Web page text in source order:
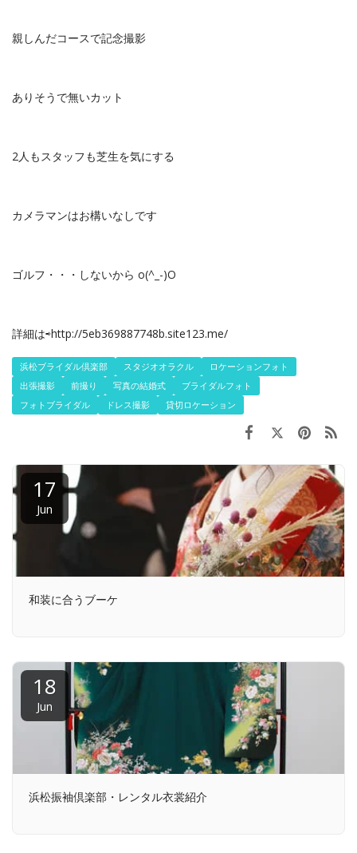
親しんだコースで記念撮影
ありそうで無いカット
2人もスタッフも芝生を気にする
カメラマンはお構いなしです
ゴルフ・・・しないから o(^_-)O
詳細は⇨http://5eb369887748b.site123.me/
浜松ブライダル倶楽部 スタジオオラクル
ロケーションフォト
出張撮影
前撮り 写真の結婚式
ブライダルフォト
フォトブライダル
ドレス撮影 貸切ロケーション
17
Jun
和装に合うブーケ
18
Jun
浜松振袖倶楽部・レンタル衣裳紹介